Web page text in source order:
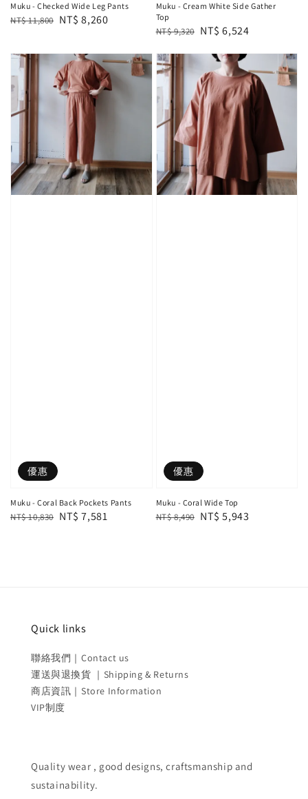
Muku - Checked Wide Leg Pants
Regular
NT$ 11,800 Sale
NT$ 8,260
Muku - Cream White Side Gather
Top
Regular
NT$ 9,320 Sale
NT$ 6,524
優惠
Muku - Coral Back Pockets Pants
Regular
NT$ 10,830 Sale
NT$ 7,581
優惠
Muku - Coral Wide Top
Regular
NT$ 8,490 Sale
NT$ 5,943
Quick links
聯絡我們｜Contact us
運送與退換貨 ｜Shipping & Returns
商店資訊｜Store Information
VIP制度
Quality wear , good designs, craftsmanship and
sustainability.